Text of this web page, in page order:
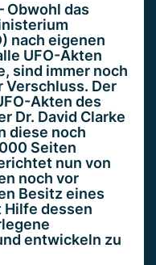
Obwohl das
nach eigenen
UFO-Akten
sind immer noch
Der
Akten des
Dr. David Clarke
diese noch
Seiten
nun von
noch vor
Besitz eines
Hilfe dessen
entwickeln zu